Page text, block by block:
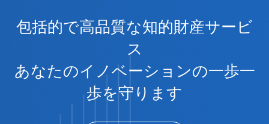
包括的で高品質な知的財産サービ
ス
あなたのイノベーションの一歩一
歩を守ります